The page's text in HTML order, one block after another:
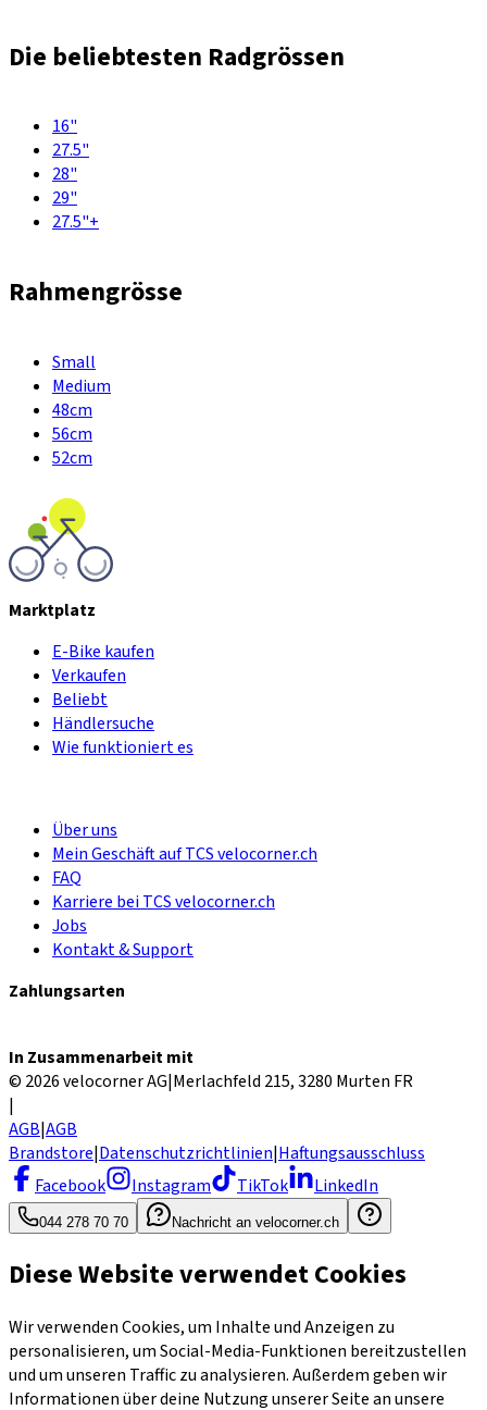
Die beliebtesten Radgrössen
16"
27.5"
28"
29"
27.5"+
Rahmengrösse
Small
Medium
48cm
56cm
52cm
Marktplatz
E-Bike kaufen
Verkaufen
Beliebt
Händlersuche
Wie funktioniert es
Über uns
Mein Geschäft auf TCS velocorner.ch
FAQ
Karriere bei TCS velocorner.ch
Jobs
Kontakt & Support
Zahlungsarten
In Zusammenarbeit mit
© 2026 velocorner AG|Merlachfeld 215, 3280 Murten FR
|
AGB|AGB
Brandstore|Datenschutzrichtlinien|Haftungsausschluss
Facebook
Instagram TikTok LinkedIn
044 278 70 70 Nachricht an velocorner.ch
Diese Website verwendet Cookies
Wir verwenden Cookies, um Inhalte und Anzeigen zu
personalisieren, um Social-Media-Funktionen bereitzustellen
und um unseren Traffic zu analysieren. Außerdem geben wir
Informationen über deine Nutzung unserer Seite an unsere